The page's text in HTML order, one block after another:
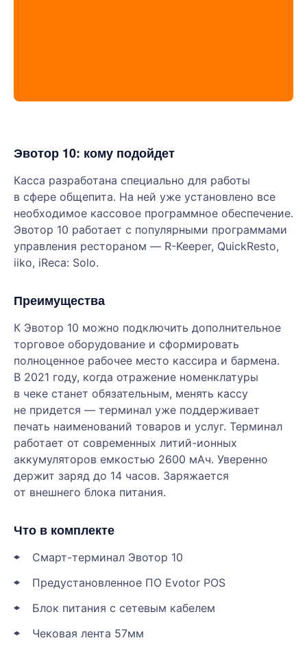
Эвотор 10: кому подойдет
Касса разработана специально для работы
в сфере общепита. На ней уже установлено все
необходимое кассовое программное обеспечение.
Эвотор 10 работает с популярными программами
управления рестораном — R-Keeper, QuickResto,
iiko, iReca: Solo.
Преимущества
К Эвотор 10 можно подключить дополнительное
торговое оборудование и сформировать
полноценное рабочее место кассира и бармена.
В 2021 году, когда отражение номенклатуры
в чеке станет обязательным, менять кассу
не придется — терминал уже поддерживает
печать наименований товаров и услуг. Терминал
работает от современных литий-ионных
аккумуляторов емкостью 2600 мАч. Уверенно
держит заряд до 14 часов. Заряжается
от внешнего блока питания.
Что в комплекте
Смарт-терминал Эвотор 10
Предустановленное ПО Evotor POS
Блок питания с сетевым кабелем
Чековая лента 57мм